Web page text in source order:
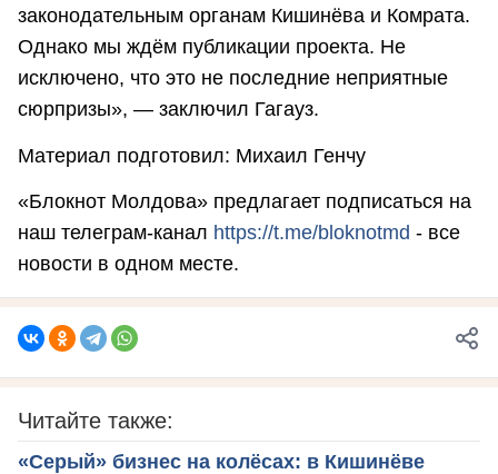
законодательным органам Кишинёва и Комрата.
Однако мы ждём публикации проекта. Не
исключено, что это не последние неприятные
сюрпризы», — заключил Гагауз.
Материал подготовил: Михаил Генчу
«Блокнот Молдова» предлагает подписаться на
наш телеграм-канал https://t.me/bloknotmd - все
новости в одном месте.
Читайте также:
«Серый» бизнес на колёсах: в Кишинёве